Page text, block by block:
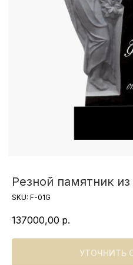
Резной памятник из
SKU: F-01G
137000,00 р.
УТОЧНИТЬ